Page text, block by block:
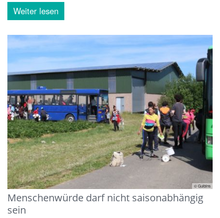
Weiter lesen
© Gulbins
Menschenwürde darf nicht saisonabhängig
sein